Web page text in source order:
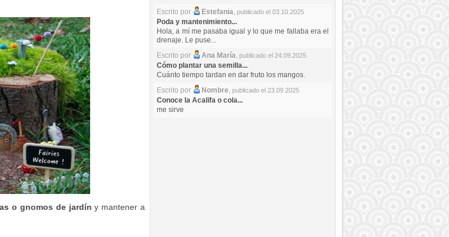
o gnomos de jardín y mantener a
Escrito por
Estefania, publicado el 03.10.2025
Poda y mantenimiento...
Hola, a mí me pasaba igual y lo que me fallaba era el
drenaje. Le puse...
Escrito por
Ana María, publicado el 24.09.2025
Cómo plantar una semilla...
Cuánto tiempo tardan en dar fruto los mangos.
Escrito por
Nombre, publicado el 23.09.2025
Conoce la Acalifa o cola...
me sirve